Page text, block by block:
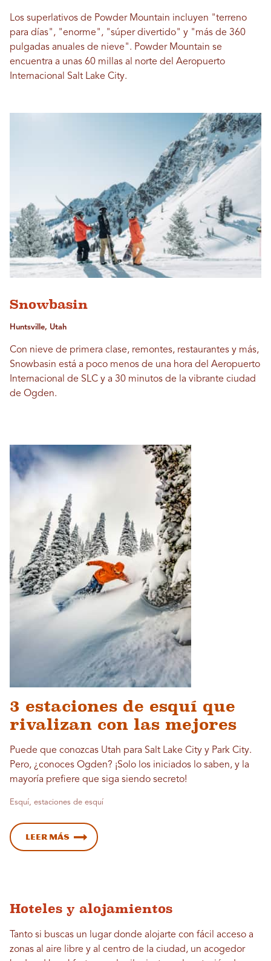
Los superlativos de Powder Mountain incluyen "terreno
para días", "enorme", "súper divertido" y "más de 360 ​​
pulgadas anuales de nieve". Powder Mountain se
encuentra a unas 60 millas al norte del Aeropuerto
Internacional Salt Lake City.
Snowbasin
Huntsville, Utah
Con nieve de primera clase, remontes, restaurantes y más,
Snowbasin está a poco menos de una hora del Aeropuerto
Internacional de SLC y a 30 minutos de la vibrante ciudad
de Ogden.
3 estaciones de esquí que
rivalizan con las mejores
Puede que conozcas Utah para Salt Lake City y Park City.
Pero, ¿conoces Ogden? ¡Solo los iniciados lo saben, y la
mayoría prefiere que siga siendo secreto!
Esquí, estaciones de esquí
Leer más
Hoteles y alojamientos
Tanto si buscas un lugar donde alojarte con fácil acceso a
zonas al aire libre y al centro de la ciudad, un acogedor